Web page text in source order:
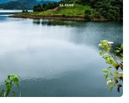
vòng đàm phán Đặc
biên giới với sự tham gia
Doval.